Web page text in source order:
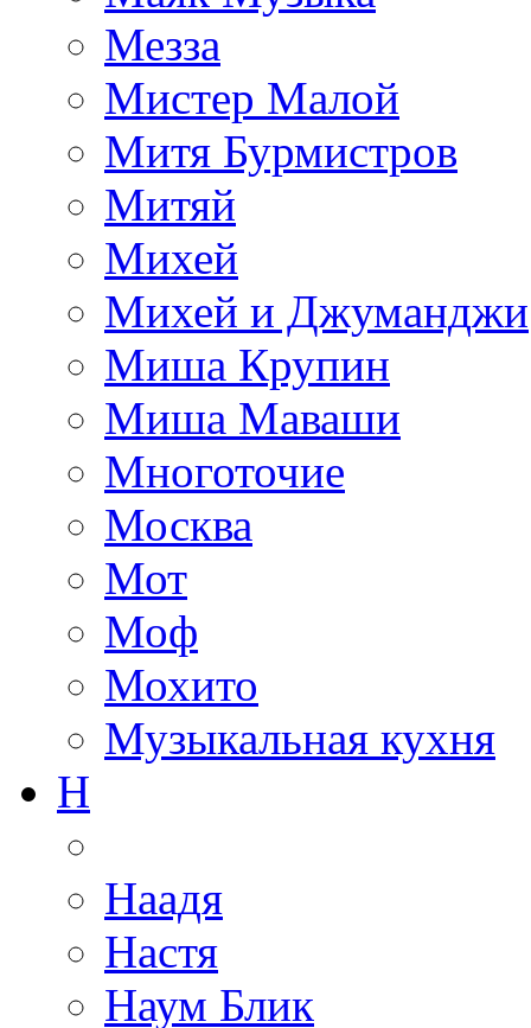
Мезза
Мистер Малой
Митя Бурмистров
Митяй
Михей
Михей и Джуманджи
Миша Крупин
Миша Маваши
Многоточие
Москва
Мот
Моф
Мохито
Музыкальная кухня
Н
Наадя
Настя
Наум Блик